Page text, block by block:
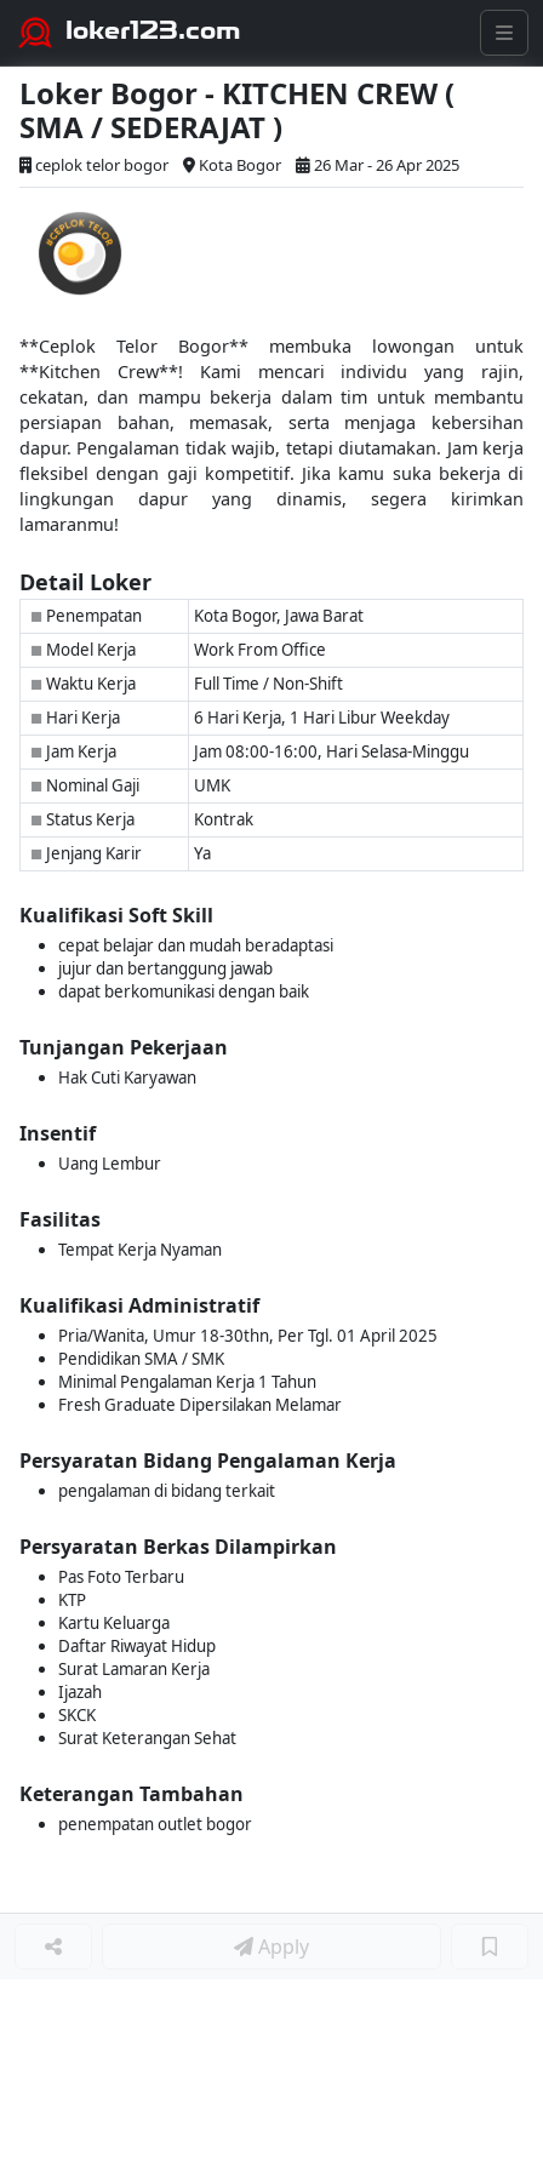
loker123.com
Loker Bogor - KITCHEN CREW (
SMA / SEDERAJAT )
ceplok telor bogor Kota Bogor 26 Mar - 26 Apr 2025
**Ceplok Telor Bogor** membuka lowongan untuk
**Kitchen Crew**! Kami mencari individu yang rajin,
cekatan, dan mampu bekerja dalam tim untuk membantu
persiapan bahan, memasak, serta menjaga kebersihan
dapur. Pengalaman tidak wajib, tetapi diutamakan. Jam kerja
fleksibel dengan gaji kompetitif. Jika kamu suka bekerja di
lingkungan dapur yang dinamis, segera kirimkan
lamaranmu!
Detail Loker
■ Penempatan Kota Bogor, Jawa Barat
■ Model Kerja Work From Office
■ Waktu Kerja Full Time / Non-Shift
■ Hari Kerja 6 Hari Kerja, 1 Hari Libur Weekday
■ Jam Kerja Jam 08:00-16:00, Hari Selasa-Minggu
■ Nominal Gaji UMK
■ Status Kerja Kontrak
■ Jenjang Karir Ya
Kualifikasi Soft Skill
cepat belajar dan mudah beradaptasi
jujur dan bertanggung jawab
dapat berkomunikasi dengan baik
Tunjangan Pekerjaan
Hak Cuti Karyawan
Insentif
Uang Lembur
Fasilitas
Tempat Kerja Nyaman
Kualifikasi Administratif
Pria/Wanita, Umur 18-30thn, Per Tgl. 01 April 2025
Pendidikan SMA / SMK
Minimal Pengalaman Kerja 1 Tahun
Fresh Graduate Dipersilakan Melamar
Persyaratan Bidang Pengalaman Kerja
pengalaman di bidang terkait
Persyaratan Berkas Dilampirkan
Pas Foto Terbaru
KTP
Kartu Keluarga
Daftar Riwayat Hidup
Surat Lamaran Kerja
Ijazah
SKCK
Surat Keterangan Sehat
Keterangan Tambahan
penempatan outlet bogor
Apply